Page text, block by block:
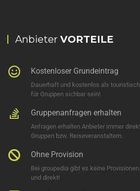
Anbieter VORTEILE
Kostenloser Grundeintrag
Dauerhaft und kostenlos als
für Gruppen sichbar sein!
Gruppenanfragen erhalten
Anfragen erhalten Anbieter immer
Gruppen bzw. Reiseveranstaltern.
Ohne Provision
Bei groupedia gibt es keine
und direkt!